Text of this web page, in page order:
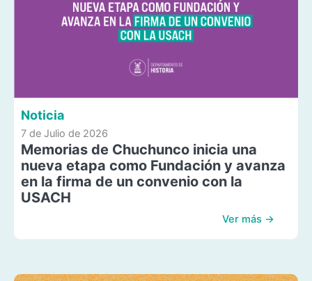
Noticia
7 de Julio de 2026
Memorias de Chuchunco inicia una
nueva etapa como Fundación y avanza
en la firma de un convenio con la
USACH
Ver más →